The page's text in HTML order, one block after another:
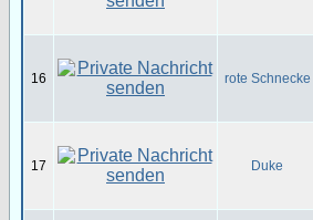
16 rote Schnecke
17 Duke